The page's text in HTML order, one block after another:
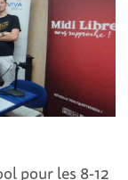
pour les 8-12